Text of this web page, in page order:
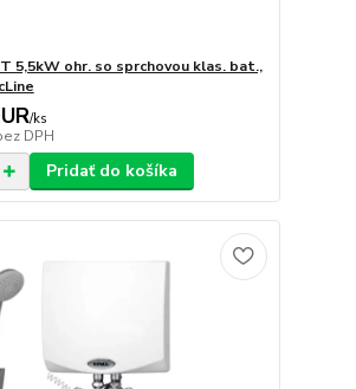
5,5kW ohr. so sprchovou klas. bat.,
/ks
DPH
Pridať do košíka